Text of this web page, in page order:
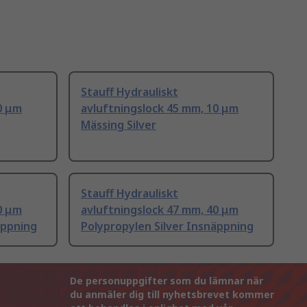
μm
Stauff Hydrauliskt
avluftningslock 45 mm, 10 μm
Mässing Silver
μm
Stauff Hydrauliskt
avluftningslock 47 mm, 40 μm
Polypropylen Silver Insnäppning
De personuppgifter som du lämnar när
du anmäler dig till nyhetsbrevet kommer